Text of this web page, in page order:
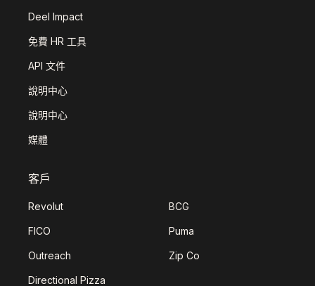
Deel Impact
免費 HR 工具
API 文件
說明中心
說明中心
媒體
客戶
Revolut BCG
FICO Puma
Outreach Zip Co
Directional Pizza